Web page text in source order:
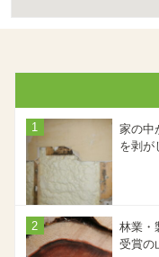
家の中
を剥が
林業・
受賞の